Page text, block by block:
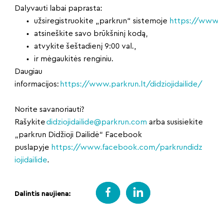
Dalyvauti labai paprasta:
užsiregistruokite „parkrun“ sistemoje https://
atsineškite savo brūkšninį kodą,
atvykite šeštadienį 9:00 val.,
ir mėgaukitės renginiu.
Daugiau
informacijos: https://www.parkrun.lt/didziojidailide/
Norite savanoriauti?
Rašykitedidziojidailide@parkrun.com arba susisiekite
„parkrun Didžioji Dailidė“ Facebook
puslapyje https://www.facebook.com/parkrundidz
iojidailide.
Dalintis naujiena: